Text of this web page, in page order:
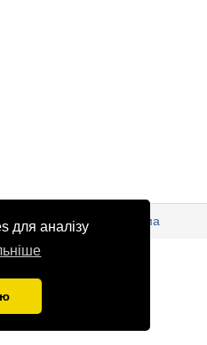
для аналізу
інформація
Реклама